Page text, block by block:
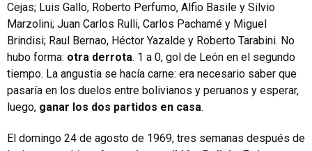
Cejas; Luis Gallo, Roberto Perfumo, Alfio Basile y Silvio
Marzolini; Juan Carlos Rulli, Carlos Pachamé y Miguel
Brindisi; Raul Bernao, Héctor Yazalde y Roberto Tarabini. No
hubo forma: otra derrota. 1 a 0, gol de León en el segundo
tiempo. La angustia se hacía carne: era necesario saber que
pasaría en los duelos entre bolivianos y peruanos y esperar,
luego, ganar los dos partidos en casa.
El domingo 24 de agosto de 1969, tres semanas después de